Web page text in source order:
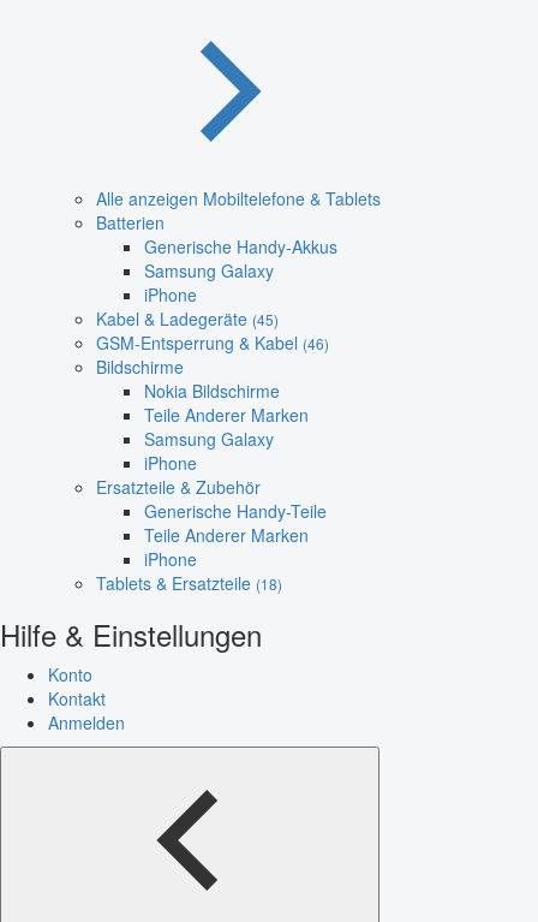
Alle anzeigen Mobiltelefone & Tablets
Batterien
Generische Handy-Akkus
Samsung Galaxy
iPhone
Kabel & Ladegeräte (45)
GSM-Entsperrung & Kabel (46)
Bildschirme
Nokia Bildschirme
Teile Anderer Marken
Samsung Galaxy
iPhone
Ersatzteile & Zubehör
Generische Handy-Teile
Teile Anderer Marken
iPhone
Tablets & Ersatzteile (18)
Hilfe & Einstellungen
Konto
Kontakt
Anmelden